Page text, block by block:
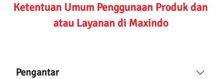
Ketentuan Umum Penggunaan Produk dan
atau Layanan di Maxindo
Pengantar